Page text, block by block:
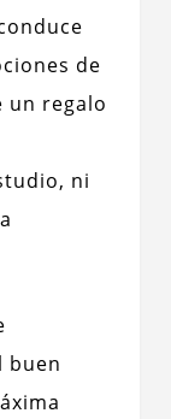
de
un regalo
ni
buen